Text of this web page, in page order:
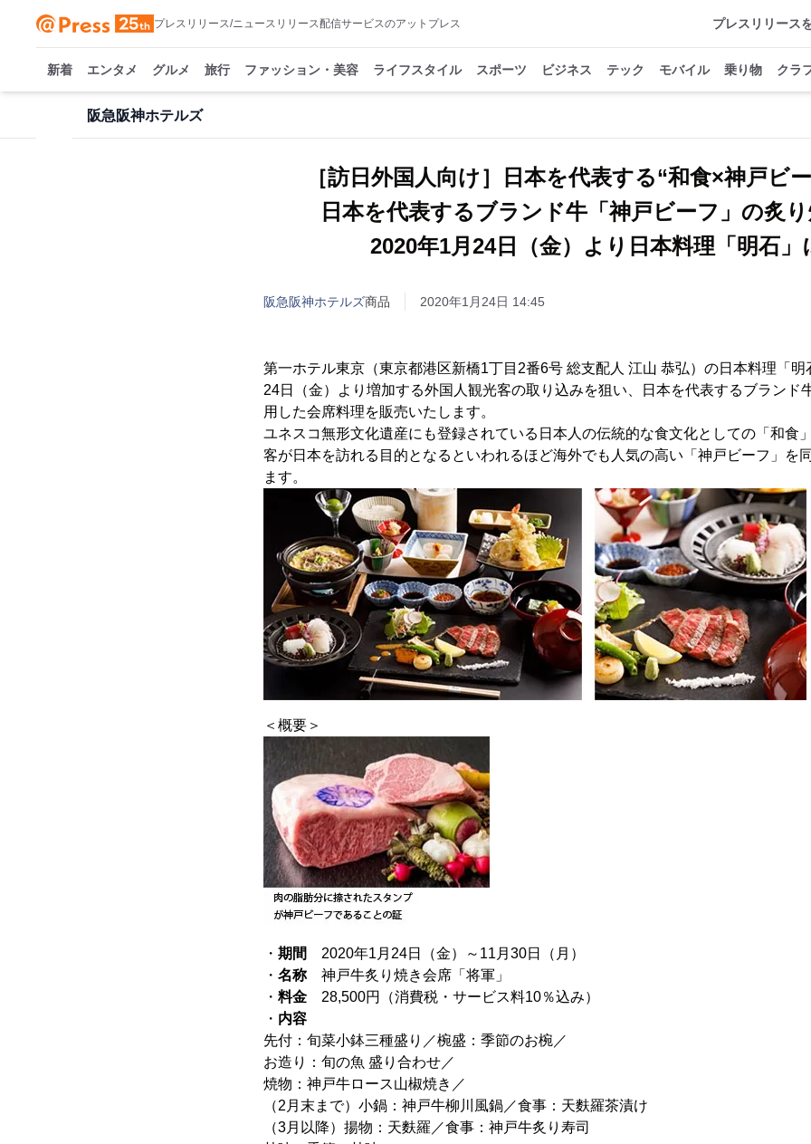
プレスリリース/ニュースリリース配信サービスのアットプレス プレスリリース
新着 エンタメ グルメ 旅行 ファッション・美容 ライフスタイル スポーツ ビジネス テック モバイル 乗り物 クラ
阪急阪神ホテルズ
［訪日外国人向け］日本を代表する“和食×神戸ビ
日本を代表するブランド牛「神戸ビーフ」の炙
2020年1月24日（金）より日本料理「明石」
阪急阪神ホテルズ商品 2020年1月24日 14:45
第一ホテル東京（東京都港区新橋1丁目2番6号 総支配人 江山 恭弘）の日本料理「
24日（金）より増加する外国人観光客の取り込みを狙い、日本を代表するブランド
用した会席料理を販売いたします。
ユネスコ無形文化遺産にも登録されている日本人の伝統的な食文化としての「和食
客が日本を訪れる目的となるといわれるほど海外でも人気の高い「神戸ビーフ」を
ます。
＜概要＞
・ 期間
2020年1月24日（金）～11月30日（月）
・ 名称神戸牛炙り焼き会席「将軍」
・ 料金 28,500円（消費税・サービス料10％込み）
・ 内容
先付：旬菜小鉢三種盛り／椀盛：季節のお椀／
お造り：旬の魚 盛り合わせ／
焼物：神戸牛ロース山椒焼き／
（2月末まで）小鍋：神戸牛柳川風鍋／食事：天麩羅茶漬け
（3月以降）揚物：天麩羅／食事：神戸牛炙り寿司